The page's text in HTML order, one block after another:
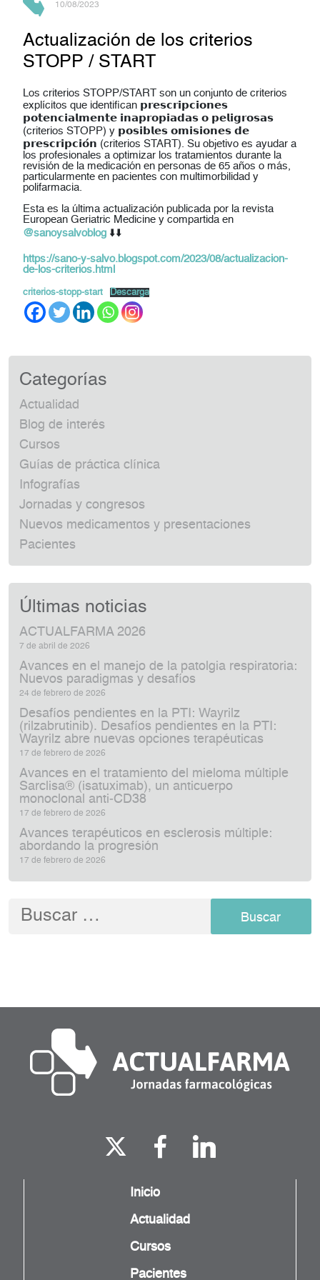
10/08/2023
Actualización de los criterios
STOPP / START
Los criterios STOPP/START son un conjunto de criterios
explícitos que identifican 𝗽𝗿𝗲𝘀𝗰𝗿𝗶𝗽𝗰𝗶𝗼𝗻𝗲𝘀
𝗽𝗼𝘁𝗲𝗻𝗰𝗶𝗮𝗹𝗺𝗲𝗻𝘁𝗲 𝗶𝗻𝗮𝗽𝗿𝗼𝗽𝗶𝗮𝗱𝗮𝘀 𝗼 𝗽𝗲𝗹𝗶𝗴𝗿𝗼𝘀𝗮𝘀
(criterios STOPP) y 𝗽𝗼𝘀𝗶𝗯𝗹𝗲𝘀 𝗼𝗺𝗶𝘀𝗶𝗼𝗻𝗲𝘀 𝗱𝗲
𝗽𝗿𝗲𝘀𝗰𝗿𝗶𝗽𝗰𝗶𝗼́𝗻 (criterios START). Su objetivo es ayudar a
los profesionales a optimizar los tratamientos durante la
revisión de la medicación en personas de 65 años o más,
particularmente en pacientes con multimorbilidad y
polifarmacia.
Esta es la última actualización publicada por la revista
European Geriatric Medicine y compartida en
@sanoysalvoblog ⬇️⬇️
https://sano-y-salvo.blogspot.com/2023/08/actualizacion-
de-los-criterios.html
criterios-stopp-start Descarga
Categorías
Actualidad
Blog de interés
Cursos
Guías de práctica clínica
Infografías
Jornadas y congresos
Nuevos medicamentos y presentaciones
Pacientes
Últimas noticias
ACTUALFARMA 2026
7 de abril de 2026
Avances en el manejo de la patolgia respiratoria:
Nuevos paradigmas y desafíos
24 de febrero de 2026
Desafíos pendientes en la PTI: Wayrilz
(rilzabrutinib). Desafíos pendientes en la PTI:
Wayrilz abre nuevas opciones terapéuticas
17 de febrero de 2026
Avances en el tratamiento del mieloma múltiple
Sarclisa® (isatuximab), un anticuerpo
monoclonal anti‑CD38
17 de febrero de 2026
Avances terapéuticos en esclerosis múltiple:
abordando la progresión
17 de febrero de 2026
Buscar:
Inicio
Actualidad
Cursos
Pacientes